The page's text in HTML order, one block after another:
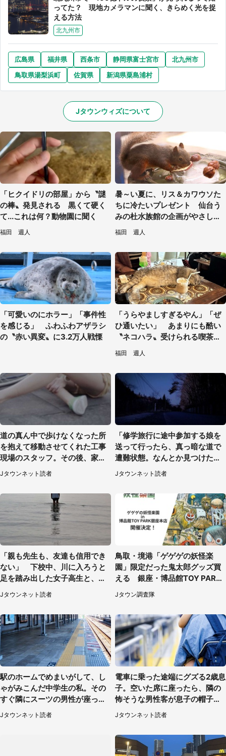
ってた？ 現地カメラマンに聞く、きらめく光を捉
える方法
北九州市
広島県 福井県 西条市 静岡県富士宮市
北九州市
鳥取県湯梨浜町
佐賀県 新潟県粟島浦村
Jタウンウィズについて
「ヒクイドリの部屋」から〝謎
の棒〟発見される 黒くて硬く
て...これは何？動物園に聞く
福田 週人
暑～い夏に、リス＆カワウソた
ちに冷たいプレゼント 仙台う
みの杜水族館の企画がやさしい
【7／31～8／23】
福田 週人
「可愛いのにホラー」「事件性
を感じる」 ふわふわアザラシ
の〝赤い異変〟に3.2万人戦慄
「うらやましすぎるやん」「ぜ
ひ通いたい」 あまりにも酷い
〝ネコハラ〟受けられる喫茶店
に5.3万人驚がく
福田 週人
道の真ん中で歩けなくなった所
を抱えて移動させてくれた工事
現場のスタッフ。その後、家ま
で私を送ると（大阪府・40代女
性）
Jタウンネット読者
「修学旅行に途中参加する娘を
送って行ったら、真っ暗な道で
遭難状態。なんとか見つけた民
家に助けを求めると、住人の男
性が...」
Jタウンネット読者
「親も先生も、友達も信用でき
ない」 下校中、川に入ろうと
足を踏み出した女子高生と、彼
女を止めた予想外の存在
Jタウンネット読者
鳥取・境港「ゲゲゲの妖怪楽
園」限定だった鬼太郎グッズ買
える 銀座・博品館TOY PARK
へ急げ【8／8～31】
Jタウン調査隊
駅のホームでめまいがして、し
ゃがみこんだ中学生の私。その
すぐ隣にスーツの男性が座って
きて（千葉県・20代女性）
Jタウンネット読者
電車に乗った途端にグズる2歳息
子。空いた席に座ったら、隣の
怖そうな男性客が息子の帽子に
手を伸ばし（千葉県・40代女
性）
Jタウンネット読者